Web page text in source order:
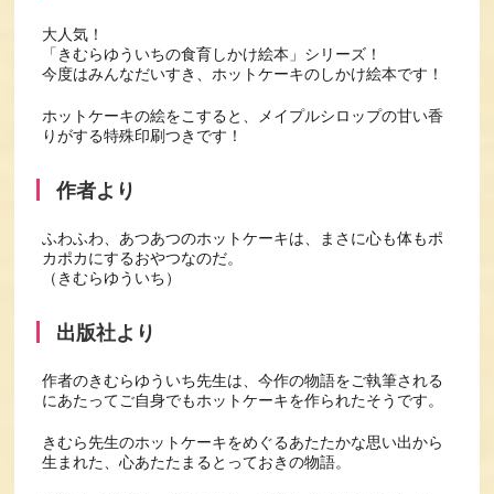
大人気！
「きむらゆういちの食育しかけ絵本」シリーズ！
今度はみんなだいすき、ホットケーキのしかけ絵本です！
ホットケーキの絵をこすると、メイプルシロップの甘い香
りがする特殊印刷つきです！
作者より
ふわふわ、あつあつのホットケーキは、まさに心も体もポ
カポカにするおやつなのだ。
（きむらゆういち）
出版社より
作者のきむらゆういち先生は、今作の物語をご執筆される
にあたってご自身でもホットケーキを作られたそうです。
きむら先生のホットケーキをめぐるあたたかな思い出から
生まれた、心あたたまるとっておきの物語。